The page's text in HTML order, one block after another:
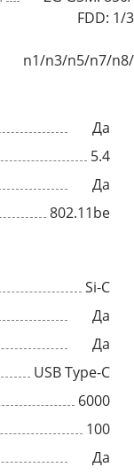
FDD: 1/
n1/n3/n5/n7/
Да
5.4
Да
802.11be
Si-C
Да
Да
USB Type-C
6000
100
Да